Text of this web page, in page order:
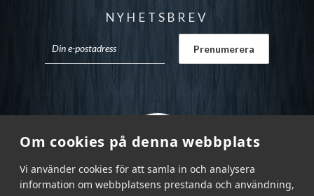
Om cookies på denna webbplats
Vi använder cookies för att samla in och analysera
information om webbplatsens prestanda och användning,
NYHETSBREV